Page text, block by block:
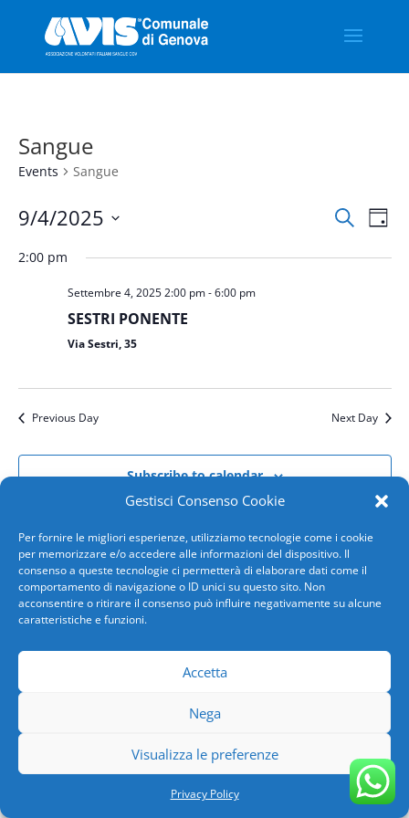
Gestisci Consenso Cookie
Per fornire le migliori esperienze, utilizziamo tecnologie come i cookie
per memorizzare e/o accedere alle informazioni del dispositivo. Il
consenso a queste tecnologie ci permetterà di elaborare dati come il
comportamento di navigazione o ID unici su questo sito. Non
acconsentire o ritirare il consenso può influire negativamente su alcune
caratteristiche e funzioni.
Accetta
Nega
Visualizza le preferenze
Privacy Policy
Sangue
Events Sangue
Events
and
Search
Day
9/4/2025
date.
2:00 pm
Settembre 4, 2025 2:00 pm-6:00 pm
SESTRI PONENTE
Via Sestri, 35
Previous Day Next Day
Subscribe to calendar
Copyright 2026 AVIS COMUNALE GENOVA | SN-GE-
Powered bySPX Innova